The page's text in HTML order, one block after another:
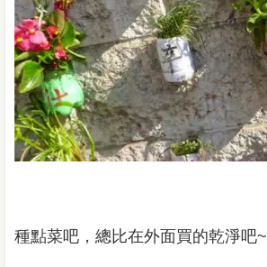
種點菜吧，總比在外面買的乾淨吧~